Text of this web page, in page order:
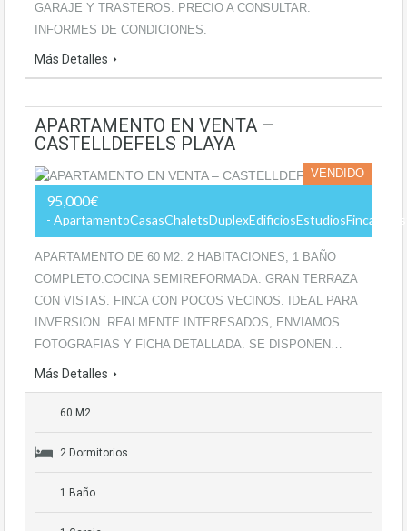
GARAJE Y TRASTEROS. PRECIO A CONSULTAR.
INFORMES DE CONDICIONES.
Más Detalles
APARTAMENTO EN VENTA –
CASTELLDEFELS PLAYA
VENDIDO
95,000€
- ApartamentoCasasChaletsDuplexEdificiosEstudiosFincas
APARTAMENTO DE 60 M2. 2 HABITACIONES, 1 BAÑO
COMPLETO.COCINA SEMIREFORMADA. GRAN TERRAZA
CON VISTAS. FINCA CON POCOS VECINOS. IDEAL PARA
INVERSION. REALMENTE INTERESADOS, ENVIAMOS
FOTOGRAFIAS Y FICHA DETALLADA. SE DISPONEN…
Más Detalles
60 M2
2 Dormitorios
1 Baño